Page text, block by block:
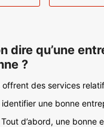
dire qu’une
?
offrent des services
une bonne
d’abord, une bonne